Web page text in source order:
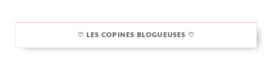
♡ LES COPINES BLOGUEUSES ♡